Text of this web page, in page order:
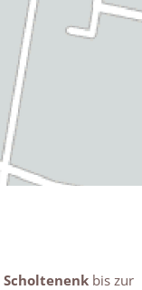
Scholtenenk bis zur